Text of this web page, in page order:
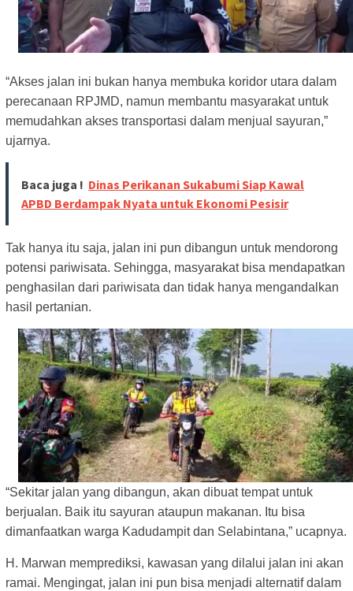
“Akses jalan ini bukan hanya membuka koridor utara dalam
perecanaan RPJMD, namun membantu masyarakat untuk
memudahkan akses transportasi dalam menjual sayuran,”
ujarnya.
Baca juga ! Dinas Perikanan Sukabumi Siap Kawal
APBD Berdampak Nyata untuk Ekonomi Pesisir
Tak hanya itu saja, jalan ini pun dibangun untuk mendorong
potensi pariwisata. Sehingga, masyarakat bisa mendapatkan
penghasilan dari pariwisata dan tidak hanya mengandalkan
hasil pertanian.
“Sekitar jalan yang dibangun, akan dibuat tempat untuk
berjualan. Baik itu sayuran ataupun makanan. Itu bisa
dimanfaatkan warga Kadudampit dan Selabintana,” ucapnya.
H. Marwan memprediksi, kawasan yang dilalui jalan ini akan
ramai. Mengingat, jalan ini pun bisa menjadi alternatif dalam